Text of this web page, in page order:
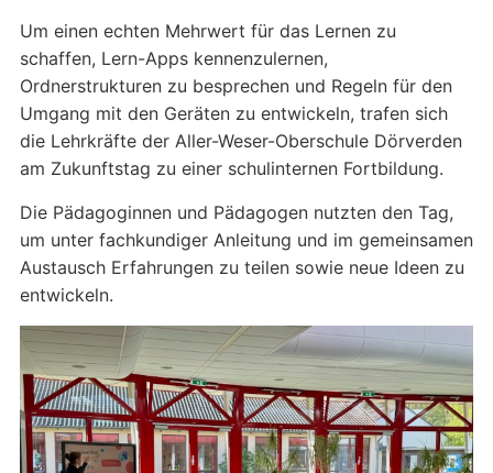
Um einen echten Mehrwert für das Lernen zu
schaffen, Lern-Apps kennenzulernen,
Ordnerstrukturen zu besprechen und Regeln für den
Umgang mit den Geräten zu entwickeln, trafen sich
die Lehrkräfte der Aller-Weser-Oberschule Dörverden
am Zukunftstag zu einer schulinternen Fortbildung.
Die Pädagoginnen und Pädagogen nutzten den Tag,
um unter fachkundiger Anleitung und im gemeinsamen
Austausch Erfahrungen zu teilen sowie neue Ideen zu
entwickeln.